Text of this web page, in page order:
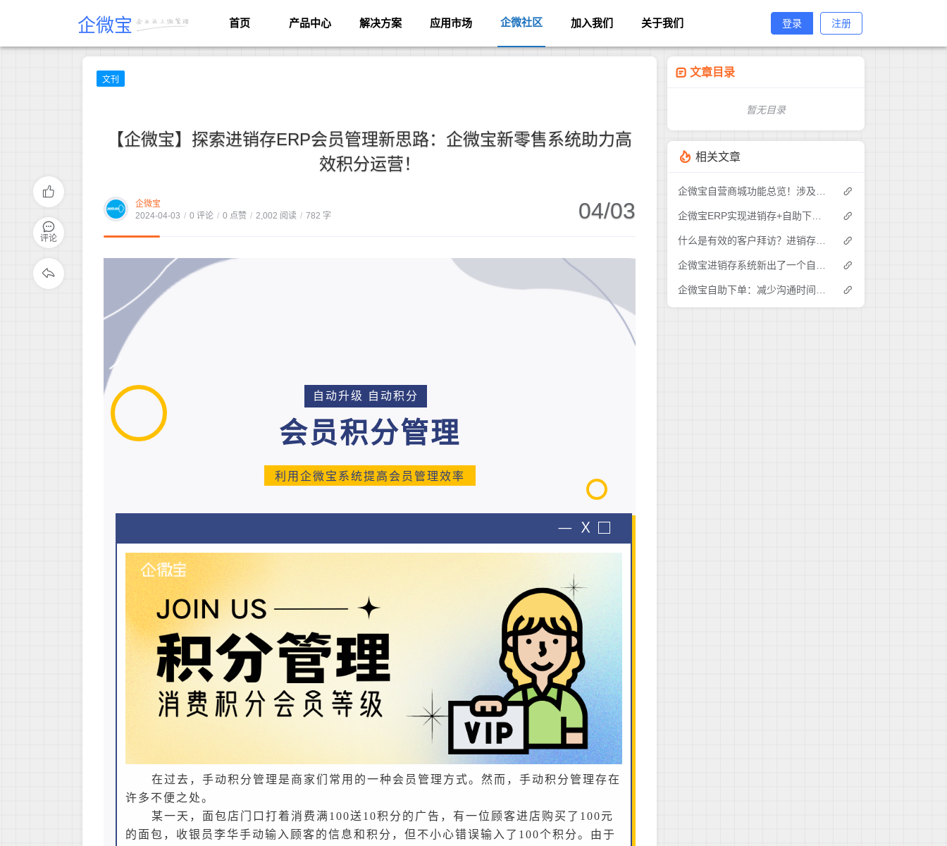
企微宝 首页 产品中心 解决方案 应用市场 企微社区 加入我们 关于我们 登录 注册
文刊
【企微宝】探索进销存ERP会员管理新思路：企微宝新零售系统助力高
效积分运营！
企微宝
2024-04-03 / 0 评论 / 0 点赞 / 2,002 阅读 / 782 字 04/03
自动升级 自动积分
会员积分管理
利用企微宝系统提高会员管理效率
在过去，手动积分管理是商家们常用的一种会员管理方式。然而，手动积分管理存在
许多不便之处。
某一天，面包店门口打着消费满100送10积分的广告，有一位顾客进店购买了100元
的面包，收银员李华手动输入顾客的信息和积分，但不小心错误输入了100个积分。由于
评论
文章目录
暂无目录
相关文章